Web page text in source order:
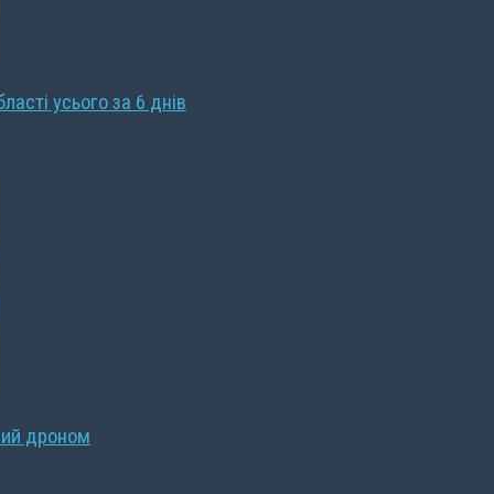
усього за 6 днів
дроном